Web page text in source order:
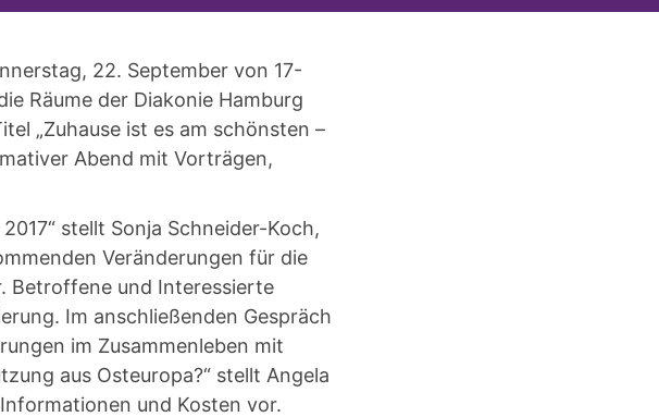
22. September von 17-
Räume der Diakonie Hamburg
„Zuhause ist es am schönsten –
Abend mit Vorträgen,
stellt Sonja Schneider-Koch,
Veränderungen für die
Betroffene und Interessierte
Im anschließenden Gespräch
im Zusammenleben mit
aus Osteuropa?“ stellt Angela
und Kosten vor.